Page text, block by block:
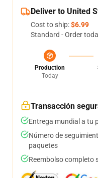
Deliver to United
Cost to ship:$6.99
Standard - Order
Production
Today
Transacción
Entrega mundial a tu
Número de
paquetes
Reembolso completo